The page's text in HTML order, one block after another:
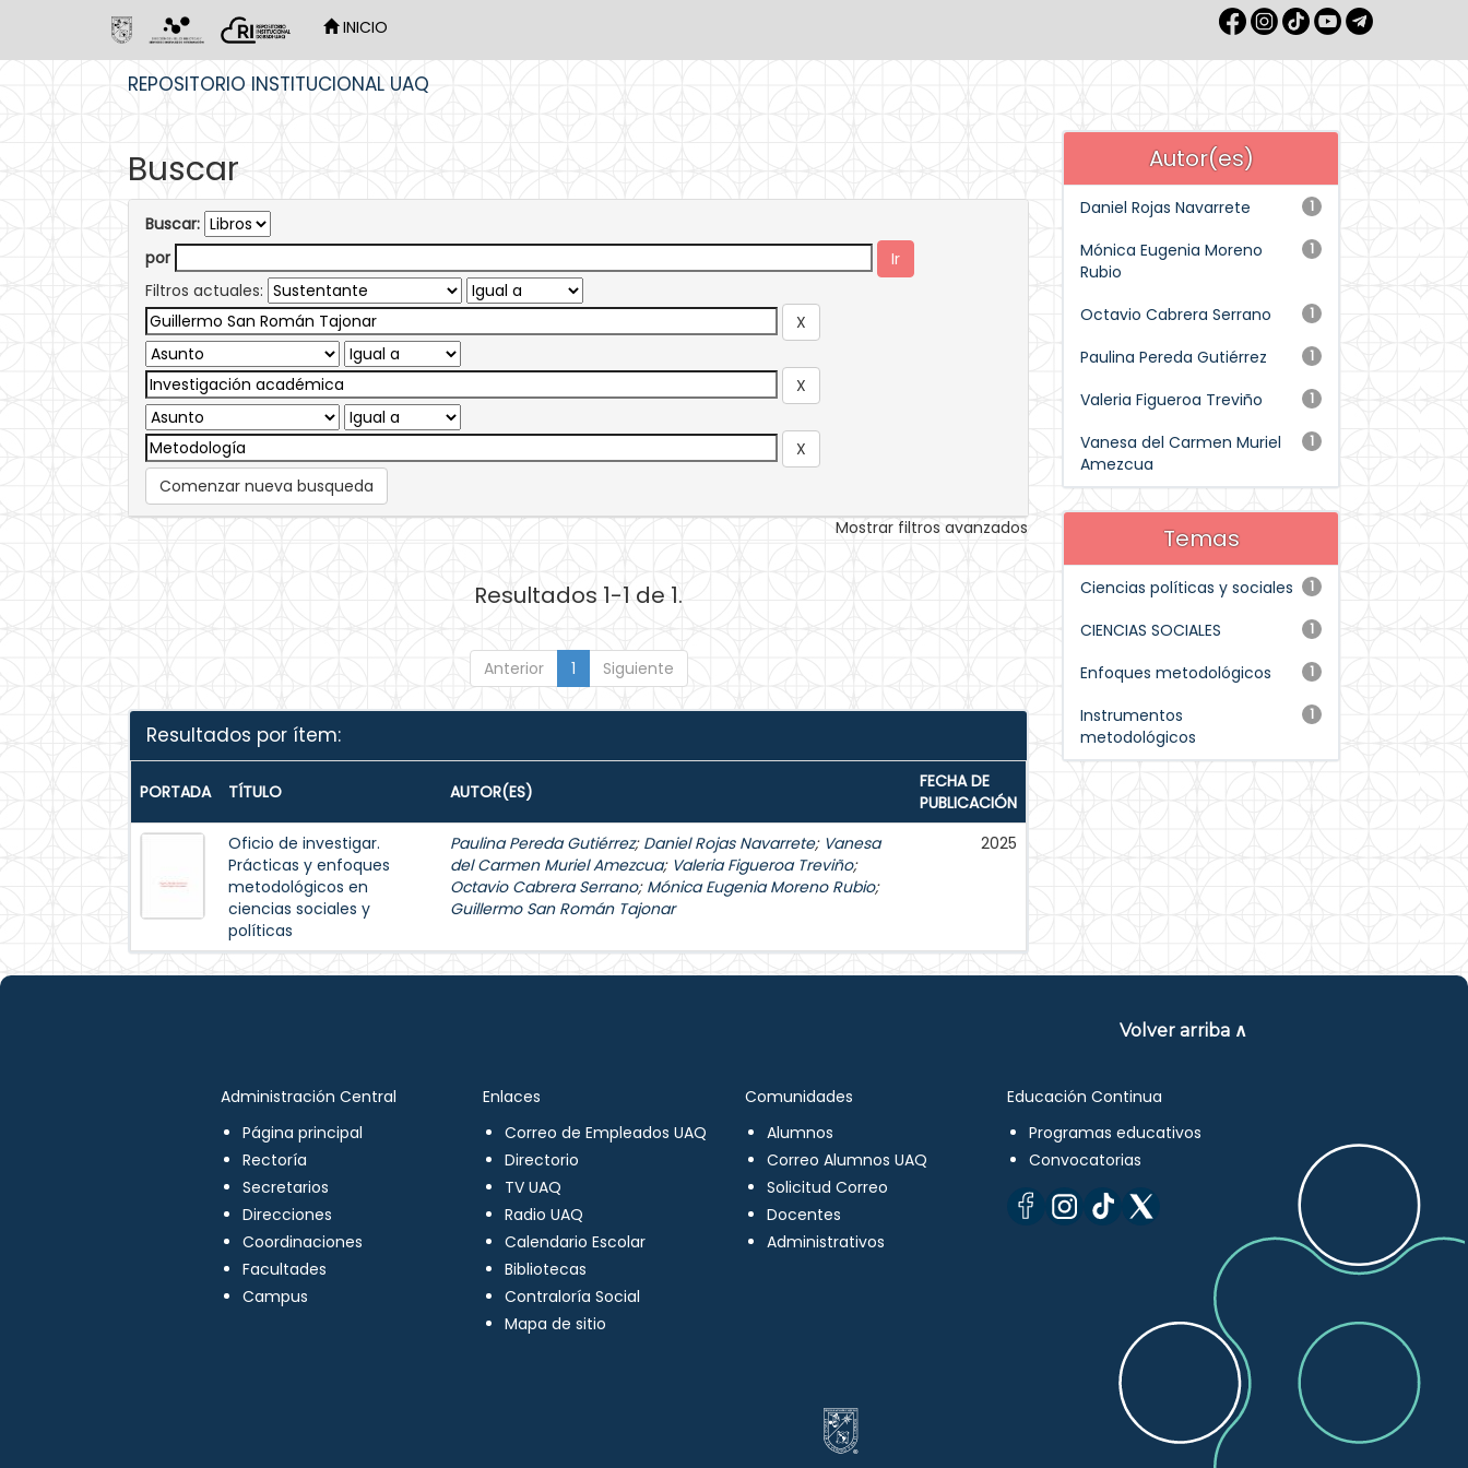
INICIO
REPOSITORIO INSTITUCIONAL UAQ
Buscar
Buscar:
por
Filtros actuales:
Comenzar nueva busqueda
Mostrar filtros avanzados
Resultados 1-1 de 1.
Anterior 1 Siguiente
Resultados por ítem:
PORTADA TÍTULO AUTOR(ES)
FECHA DE
PUBLICACIÓN
Oficio de investigar.
Prácticas y enfoques
metodológicos en
ciencias sociales y
políticas
Paulina Pereda Gutiérrez; Daniel Rojas Navarrete; Vanesa
del Carmen Muriel Amezcua; Valeria Figueroa Treviño;
Octavio Cabrera Serrano; Mónica Eugenia Moreno Rubio;
Guillermo San Román Tajonar
2025
Autor(es)
1
Daniel Rojas Navarrete
1
Mónica Eugenia Moreno
Rubio
1
Octavio Cabrera Serrano
1
Paulina Pereda Gutiérrez
1
Valeria Figueroa Treviño
1
Vanesa del Carmen Muriel
Amezcua
Temas
1
Ciencias políticas y sociales
1
CIENCIAS SOCIALES
1
Enfoques metodológicos
1
Instrumentos
metodológicos
Volver arriba ∧
Administración Central
Página principal
Rectoría
Secretarios
Direcciones
Coordinaciones
Facultades
Campus
Enlaces
Correo de Empleados UAQ
Directorio
TV UAQ
Radio UAQ
Calendario Escolar
Bibliotecas
Contraloría Social
Mapa de sitio
Comunidades
Alumnos
Correo Alumnos UAQ
Solicitud Correo
Docentes
Administrativos
Educación Continua
Programas educativos
Convocatorias